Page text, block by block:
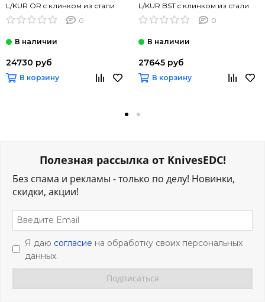
L/KUR OR c клинком из стали
Uddeholm Sleipner®, рукоять G10
0
24730 руб
В корзину
L/KUR BST c клинком из стали
Uddeholm Sleipner®, рукоять
0
27645 руб
В корзину
Полезная рассылка от KnivesEDC!
Без спама и рекламы - только по делу! Новинки,
скидки, акции!
Я даю согласие на обработку своих персональных
данных.